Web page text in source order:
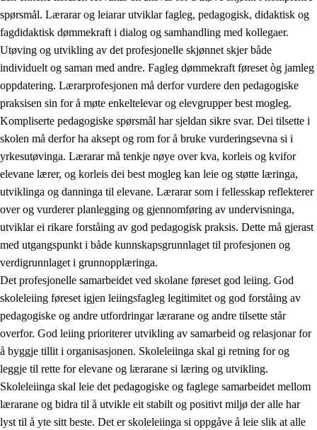
spørsmål. Lærarar og leiarar utviklar fagleg, pedagogisk, didaktisk og
fagdidaktisk dømmekraft i dialog og samhandling med kollegaer.
Utøving og utvikling av det profesjonelle skjønnet skjer både
individuelt og saman med andre. Fagleg dømmekraft føreset òg jamleg
oppdatering. Lærarprofesjonen må derfor vurdere den pedagogiske
praksisen sin for å møte enkeltelevar og elevgrupper best mogleg.
Kompliserte pedagogiske spørsmål har sjeldan sikre svar. Dei tilsette i
skolen må derfor ha aksept og rom for å bruke vurderingsevna si i
yrkesutøvinga. Lærarar må tenkje nøye over kva, korleis og kvifor
elevane lærer, og korleis dei best mogleg kan leie og støtte læringa,
utviklinga og danninga til elevane. Lærarar som i fellesskap reflekterer
over og vurderer planlegging og gjennomføring av undervisninga,
utviklar ei rikare forståing av god pedagogisk praksis. Dette må gjerast
med utgangspunkt i både kunnskapsgrunnlaget til profesjonen og
verdigrunnlaget i grunnopplæringa.
Det profesjonelle samarbeidet ved skolane føreset god leiing. God
skoleleiing føreset igjen leiingsfagleg legitimitet og god forståing av
pedagogiske og andre utfordringar lærarane og andre tilsette står
overfor. God leiing prioriterer utvikling av samarbeid og relasjonar for
å byggje tillit i organisasjonen. Skoleleiinga skal gi retning for og
leggje til rette for elevane og lærarane si læring og utvikling.
Skoleleiinga skal leie det pedagogiske og faglege samarbeidet mellom
lærarane og bidra til å utvikle eit stabilt og positivt miljø der alle har
lyst til å yte sitt beste. Det er skoleleiinga si oppgåve å leie slik at alle